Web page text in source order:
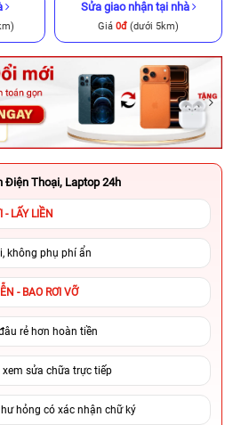
Sửa giao nhận tại nhà
Giá 0đ (dưới 5km)
Điện Thoại, Laptop 24h
- LẤY LIỀN
không phụ phí ẩn
- BAO RƠI VỠ
rẻ hơn hoàn tiền
xem sửa chữa trực tiếp
hỏng có xác nhận chữ ký